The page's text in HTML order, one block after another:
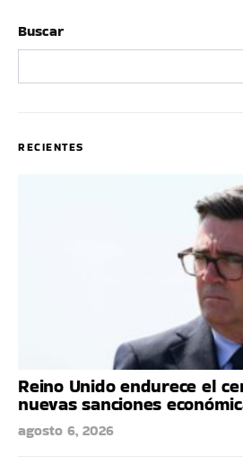
Buscar
RECIENTES
Reino Unido endurece el
nuevas sanciones
agosto 6, 2026